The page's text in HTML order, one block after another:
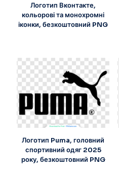
Логотип Вконтакте,
кольорові та монохромні
іконки, безкоштовний PNG
Логотип Puma, головний
спортивний одяг 2025
року, безкоштовний PNG